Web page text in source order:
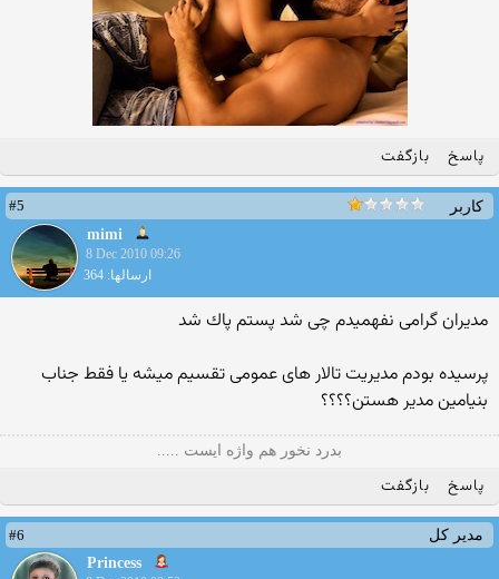
پاسخ بازگفت
کاربر
#5
mimi
8 Dec 2010 09:26
ارسالها: 364
مدیران گرامی نفهمیدم چی شد پستم پاك شد
پرسیده بودم مدیریت تالار های عمومی تقسیم میشه یا فقط جناب
بنیامین مدیر هستن؟؟؟؟
بدرد نخور هم واژه ایست .....
پاسخ بازگفت
مدیر کل
#6
Princess